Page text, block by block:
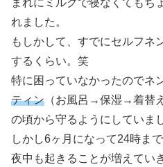
まれにミルクで寝なくてもち
れました。
もしかして、すでにセルフネ
するくらい。笑
特に困っていなかったのでネ
ティン （お風呂→保湿→着替
の頃から守るようにしていま
しかし6ヶ月になって24時ま
夜中も起きることが増えてい